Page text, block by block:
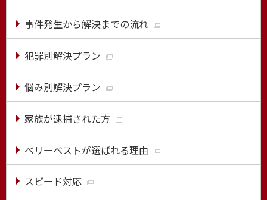
事件発生から解決までの流れ
犯罪別解決プラン
悩み別解決プラン
家族が逮捕された方
ベリーベストが選ばれる理由
スピード対応